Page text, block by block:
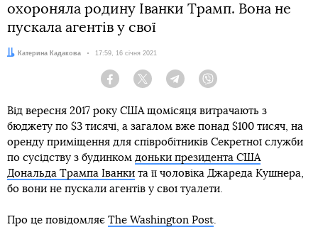
охороняла родину Іванки Трамп. Вона не
пускала агентів у свої
Автор:Катерина Кадакова Дата:
17:59, 16 січня 2021
Facebook Twitter Telegram
Від вересня 2017 року США щомісяця витрачають з
бюджету по $3 тисячі, а загалом вже понад $100 тисяч, на
оренду приміщення для співробітників Секретної служби
по сусідству з будинком доньки президента США
Дональда Трампа Іванки та її чоловіка Джареда Кушнера,
бо вони не пускали агентів у свої туалети.
Про це повідомляє The Washington Post.